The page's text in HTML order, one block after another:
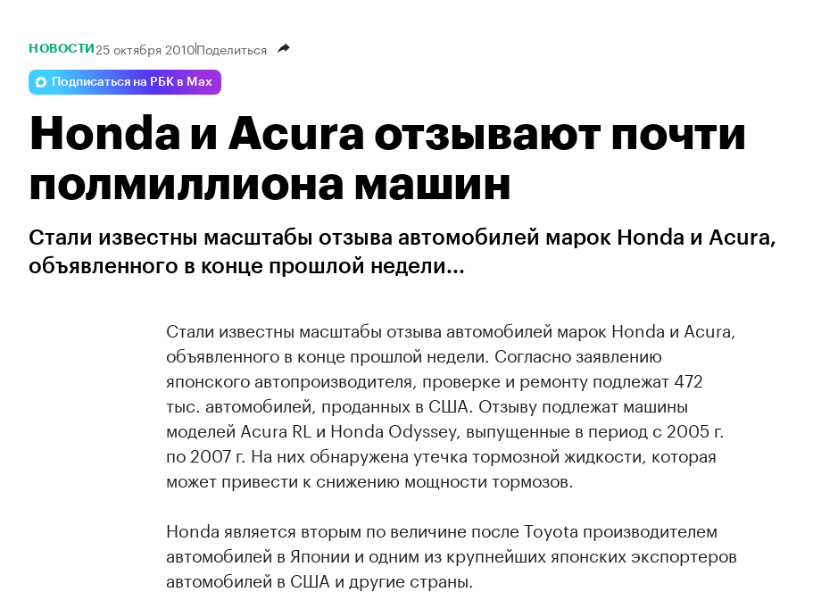
НОВОСТИ 25 октября 2010Поделиться
Подписаться на РБК в Max
Honda и Acura отзывают почти
полмиллиона машин
Стали известны масштабы отзыва автомобилей марок Honda и Acura,
объявленного в конце прошлой недели...
Стали известны масштабы отзыва автомобилей марок Honda и Acura,
объявленного в конце прошлой недели. Согласно заявлению
японского автопроизводителя, проверке и ремонту подлежат 472
тыс. автомобилей, проданных в США. Отзыву подлежат машины
моделей Acura RL и Honda Odyssey, выпущенные в период с 2005 г.
по 2007 г. На них обнаружена утечка тормозной жидкости, которая
может привести к снижению мощности тормозов.
Honda является вторым по величине после Toyota производителем
автомобилей в Японии и одним из крупнейших японских экспортеров
автомобилей в США и другие страны.